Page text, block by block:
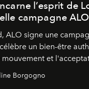
l’esprit de
campagne ALO
ALO signe une
un bien-être
et
Borgogno